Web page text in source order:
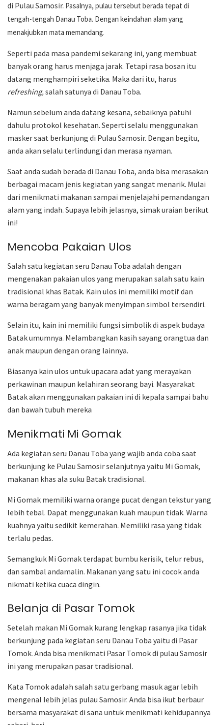
di Pulau Samosir. Pasalnya, pulau tersebut berada tepat di
tengah-tengah Danau Toba. Dengan keindahan alam yang
menakjubkan mata memandang.
Seperti pada masa pandemi sekarang ini, yang membuat
banyak orang harus menjaga jarak. Tetapi rasa bosan itu
datang menghampiri seketika. Maka dari itu, harus
refreshing,salah satunya di Danau Toba.
Namun sebelum anda datang kesana, sebaiknya patuhi
dahulu protokol kesehatan. Seperti selalu menggunakan
masker saat berkunjung di Pulau Samosir. Dengan begitu,
anda akan selalu terlindungi dan merasa nyaman.
Saat anda sudah berada di Danau Toba, anda bisa merasakan
berbagai macam jenis kegiatan yang sangat menarik. Mulai
dari menikmati makanan sampai menjelajahi pemandangan
alam yang indah. Supaya lebih jelasnya, simak uraian berikut
ini!
Mencoba Pakaian Ulos
Salah satu kegiatan seru Danau Toba adalah dengan
mengenakan pakaian ulos yang merupakan salah satu kain
tradisional khas Batak. Kain ulos ini memiliki motif dan
warna beragam yang banyak menyimpan simbol tersendiri.
Selain itu, kain ini memiliki fungsi simbolik di aspek budaya
Batak umumnya. Melambangkan kasih sayang orangtua dan
anak maupun dengan orang lainnya.
Biasanya kain ulos untuk upacara adat yang merayakan
perkawinan maupun kelahiran seorang bayi. Masyarakat
Batak akan menggunakan pakaian ini di kepala sampai bahu
dan bawah tubuh mereka
Menikmati Mi Gomak
Ada kegiatan seru Danau Toba yang wajib anda coba saat
berkunjung ke Pulau Samosir selanjutnya yaitu Mi Gomak,
makanan khas ala suku Batak tradisional.
Mi Gomak memiliki warna orange pucat dengan tekstur yang
lebih tebal. Dapat menggunakan kuah maupun tidak. Warna
kuahnya yaitu sedikit kemerahan. Memiliki rasa yang tidak
terlalu pedas.
Semangkuk Mi Gomak terdapat bumbu kerisik, telur rebus,
dan sambal andamalin. Makanan yang satu ini cocok anda
nikmati ketika cuaca dingin.
Belanja di Pasar Tomok
Setelah makan Mi Gomak kurang lengkap rasanya jika tidak
berkunjung pada kegiatan seru Danau Toba yaitu di Pasar
Tomok. Anda bisa menikmati Pasar Tomok di pulau Samosir
ini yang merupakan pasar tradisional.
Kata Tomok adalah salah satu gerbang masuk agar lebih
mengenal lebih jelas pulau Samosir. Anda bisa ikut berbaur
bersama masyarakat di sana untuk menikmati kehidupannya